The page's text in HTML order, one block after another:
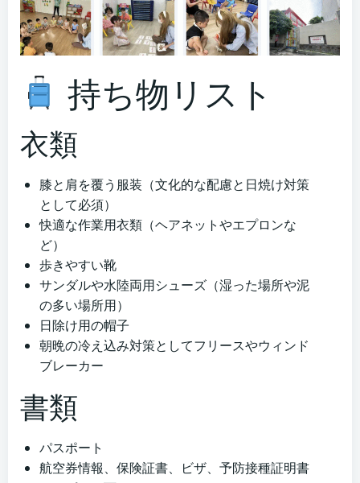
持ち物リスト
衣類
膝と肩を覆う服装（文化的な配慮と日焼け対策
として必須）
快適な作業用衣類（ヘアネットやエプロンな
ど）
歩きやすい靴
サンダルや水陸両用シューズ（湿った場所や泥
の多い場所用）
日除け用の帽子
朝晩の冷え込み対策としてフリースやウィンド
ブレーカー
書類
パスポート
航空券情報、保険証書、ビザ、予防接種証明書